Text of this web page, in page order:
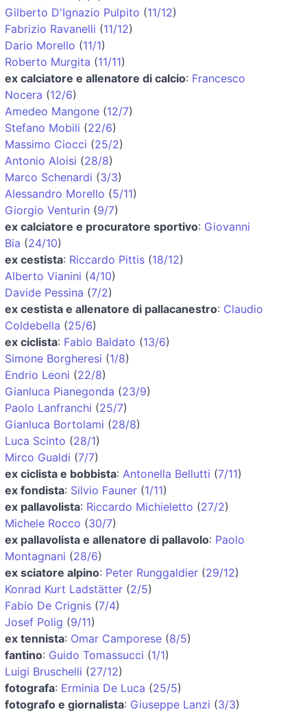
Gilberto D'Ignazio Pulpito (11/12)
Fabrizio Ravanelli (11/12)
Dario Morello (11/1)
Roberto Murgita (11/11)
ex calciatore e allenatore di calcio: Francesco
Nocera (12/6)
Amedeo Mangone (12/7)
Stefano Mobili (22/6)
Massimo Ciocci (25/2)
Antonio Aloisi (28/8)
Marco Schenardi (3/3)
Alessandro Morello (5/11)
Giorgio Venturin (9/7)
ex calciatore e procuratore sportivo: Giovanni
Bia (24/10)
ex cestista: Riccardo Pittis (18/12)
Alberto Vianini (4/10)
Davide Pessina (7/2)
ex cestista e allenatore di pallacanestro: Claudio
Coldebella (25/6)
ex ciclista: Fabio Baldato (13/6)
Simone Borgheresi (1/8)
Endrio Leoni (22/8)
Gianluca Pianegonda (23/9)
Paolo Lanfranchi (25/7)
Gianluca Bortolami (28/8)
Luca Scinto (28/1)
Mirco Gualdi (7/7)
ex ciclista e bobbista: Antonella Bellutti (7/11)
ex fondista: Silvio Fauner (1/11)
ex pallavolista: Riccardo Michieletto (27/2)
Michele Rocco (30/7)
ex pallavolista e allenatore di pallavolo: Paolo
Montagnani (28/6)
ex sciatore alpino: Peter Runggaldier (29/12)
Konrad Kurt Ladstätter (2/5)
Fabio De Crignis (7/4)
Josef Polig (9/11)
ex tennista: Omar Camporese (8/5)
fantino: Guido Tomassucci (1/1)
Luigi Bruschelli (27/12)
fotografa: Erminia De Luca (25/5)
fotografo e giornalista: Giuseppe Lanzi (3/3)